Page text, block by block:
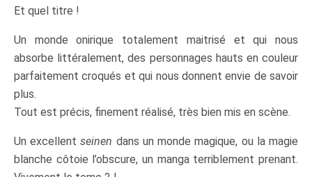
Et quel titre !
Un monde onirique totalement maitrisé et qui nous
absorbe littéralement, des personnages hauts en couleur
parfaitement croqués et qui nous donnent envie de savoir
plus.
Tout est précis, finement réalisé, très bien mis en scène.
Un excellentseinen dans un monde magique, ou la magie
blanche côtoie l’obscure, un manga terriblement prenant.